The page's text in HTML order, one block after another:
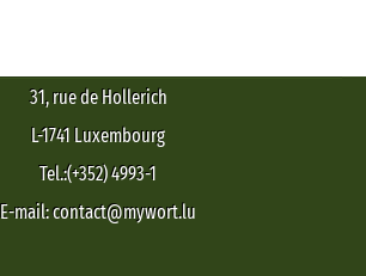
31, rue de Hollerich
L-1741 Luxembourg
Tel.:(+352) 4993-1
E-mail: contact@mywort.lu